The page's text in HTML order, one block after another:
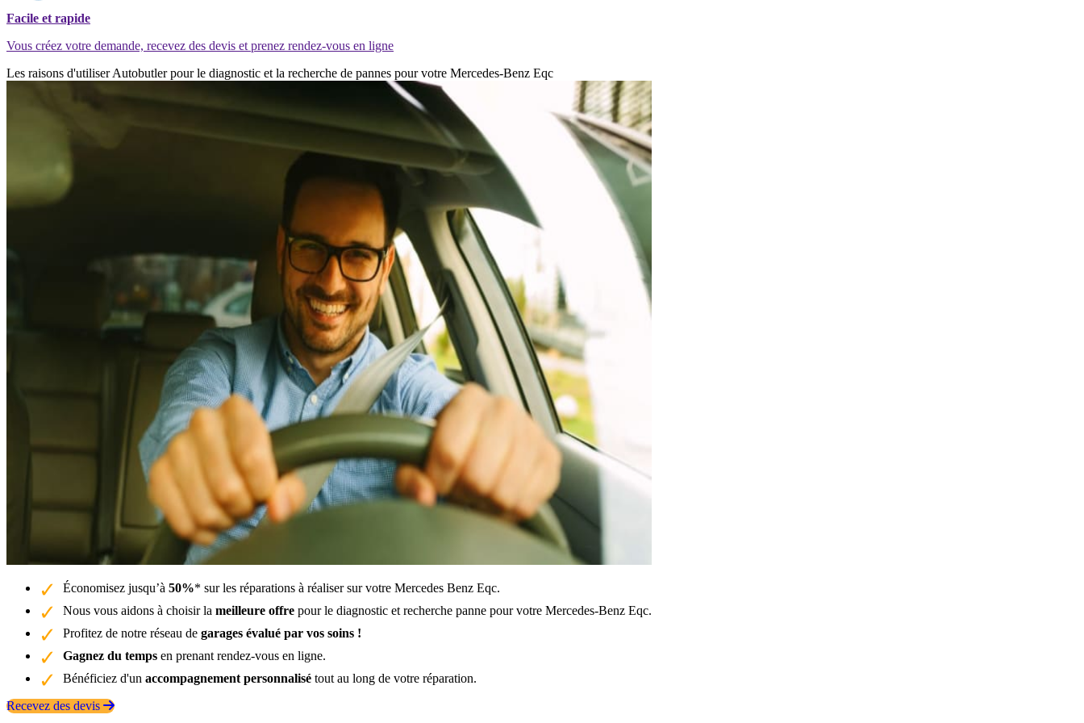
Facile et rapide
Vous créez votre demande, recevez des devis et prenez rendez-vous en ligne
Les raisons d'utiliser Autobutler pour le diagnostic et la recherche de pannes pour votre Mercedes-Benz Eqc
Économisez jusqu’à 50%* sur les réparations à réaliser sur votre Mercedes Benz Eqc.
Nous vous aidons à choisir la meilleure offre pour le diagnostic et recherche panne pour votre Mercedes-Benz Eqc.
Profitez de notre réseau de garages évalué par vos soins !
Gagnez du temps en prenant rendez-vous en ligne.
Bénéficiez d'un accompagnement personnalisé tout au long de votre réparation.
Recevez des devis